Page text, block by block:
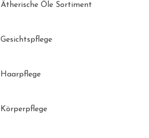
Ätherische Öle Sortiment
Gesichtspflege
Haarpflege
Körperpflege